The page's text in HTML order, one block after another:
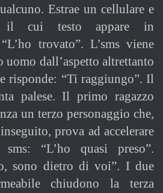
Estrae un cellulare e
cui testo appare in
trovato”. L’sms viene
dall’aspetto altrettanto
risponde: “Ti raggiungo”. Il
palese. Il primo ragazzo
un terzo personaggio che,
prova ad accelerare
“L’ho quasi preso”.
sono dietro di voi”. I due
chiudono la terza